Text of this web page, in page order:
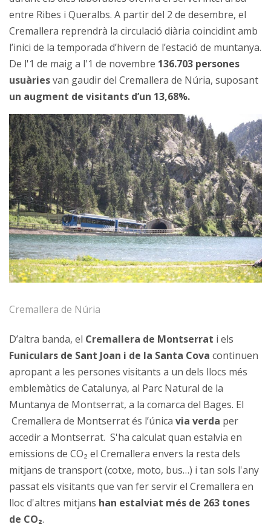
entre Ribes i Queralbs. A partir del 2 de desembre, el
Cremallera reprendrà la circulació diària coincidint amb
l’inici de la temporada d’hivern de l’estació de muntanya.
De l'1 de maig a l'1 de novembre 136.703 persones
usuàriesvan gaudir del Cremallera de Núria, suposant
un augment de visitants d’un 13,68%.
Cremallera de Núria
D’altra banda, el Cremallera de Montserrat i els
Funiculars de Sant Joan i de la Santa Cova continuen
apropant a les persones visitants a un dels llocs més
emblemàtics de Catalunya, al Parc Natural de la
Muntanya de Montserrat, a la comarca del Bages. El
Cremallera de Montserrat és l’única via verda per
accedir a Montserrat. S'ha calculat quan estalvia en
emissions de CO₂ el Cremallera envers la resta dels
mitjans de transport (cotxe, moto, bus…) i tan sols l'any
passat els visitants que van fer servir el Cremallera en
lloc d'altres mitjans han estalviat més de 263 tones
de CO₂.